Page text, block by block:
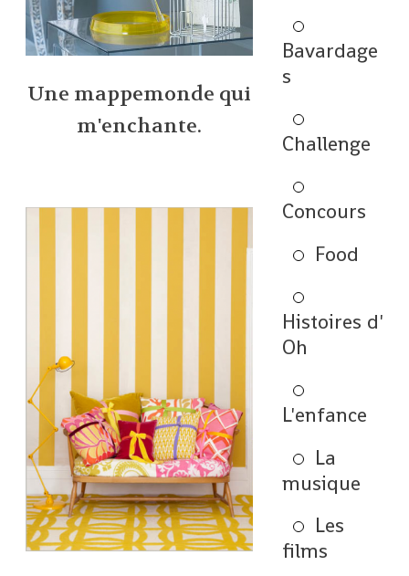
Une mappemonde qui
m'enchante.
Bavardage
s
Challenge
Concours
Food
Histoires d'
Oh
L'enfance
La
musique
Les
films